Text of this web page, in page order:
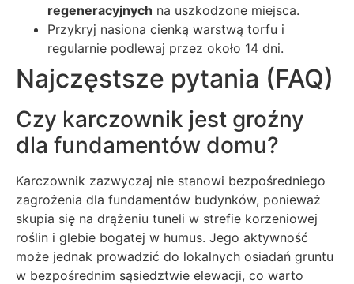
regeneracyjnych na uszkodzone miejsca.
Przykryj nasiona cienką warstwą torfu i
regularnie podlewaj przez około 14 dni.
Najczęstsze pytania (FAQ)
Czy karczownik jest groźny
dla fundamentów domu?
Karczownik zazwyczaj nie stanowi bezpośredniego
zagrożenia dla fundamentów budynków, ponieważ
skupia się na drążeniu tuneli w strefie korzeniowej
roślin i glebie bogatej w humus. Jego aktywność
może jednak prowadzić do lokalnych osiadań gruntu
w bezpośrednim sąsiedztwie elewacji, co warto